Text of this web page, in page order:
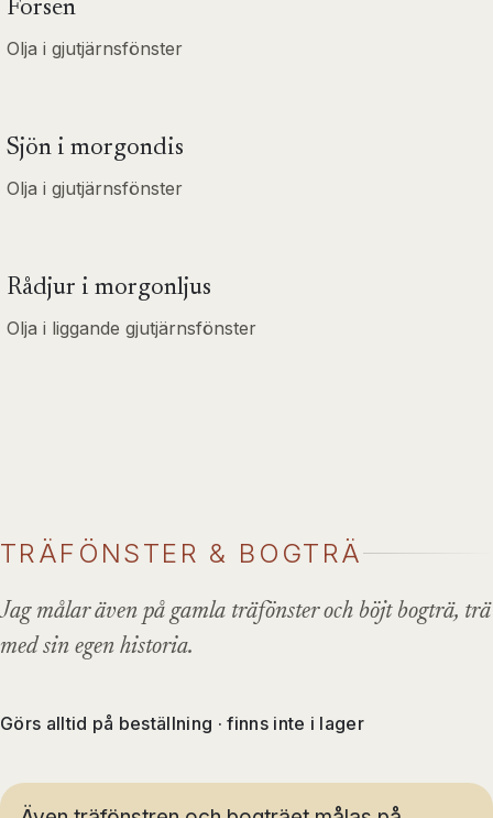
Forsen
Olja i gjutjärnsfönster
Sjön i morgondis
Olja i gjutjärnsfönster
Rådjur i morgonljus
Olja i liggande gjutjärnsfönster
TRÄFÖNSTER & BOGTRÄ
Jag målar även på gamla träfönster och böjt bogträ, trä
med sin egen historia.
Görs alltid på beställning · finns inte i lager